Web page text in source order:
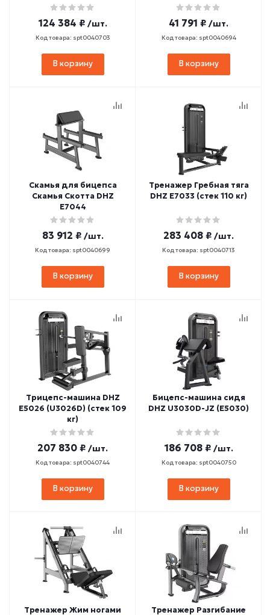
124 384 ₽ /шт.
Код товара: spt0040703
В корзину
41 791 ₽ /шт.
Код товара: spt0040694
В корзину
Скамья для бицепса
Скамья Скотта DHZ
E7044
83 912 ₽ /шт.
Код товара: spt0040699
В корзину
Тренажер Гребная тяга
DHZ E7033 (стек 110 кг)
283 408 ₽ /шт.
Код товара: spt0040713
В корзину
Трицепс-машина DHZ
E5026 (U3026D) (стек 109
кг)
207 830 ₽ /шт.
Код товара: spt0040744
В корзину
Бицепс-машина сидя
DHZ U3030D-JZ (E5030)
186 708 ₽ /шт.
Код товара: spt0040750
В корзину
Тренажер Жим ногами Тренажер Разгибание